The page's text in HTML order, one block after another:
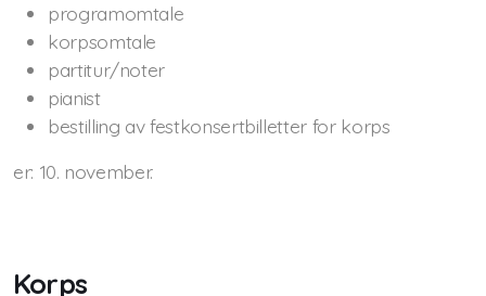
programomtale
korpsomtale
partitur/noter
pianist
bestilling av festkonsertbilletter for korps
er: 10. november.
Korps